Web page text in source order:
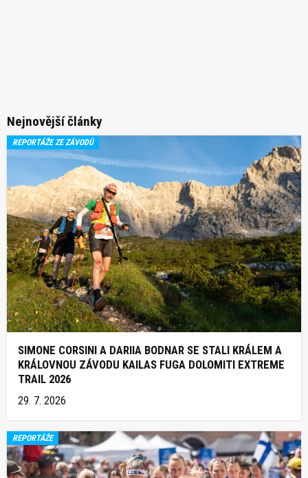
Nejnovější články
REPORTÁŽE ZE ZÁVODŮ
SIMONE CORSINI A DARIIA BODNAR SE STALI KRÁLEM A
KRÁLOVNOU ZÁVODU KAILAS FUGA DOLOMITI EXTREME
TRAIL 2026
29. 7. 2026
REPORTÁŽE